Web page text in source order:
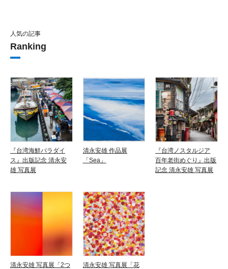
人気の記事
Ranking
『台湾海鮮パラダイ
ス』出版記念 清永安
雄 写真展
清永安雄 作品展
「Sea」
『台湾ノスタルジア
百年老街めぐり』出版
記念 清永安雄 写真展
清永安雄 写真展「2つ
清永安雄 写真展「花